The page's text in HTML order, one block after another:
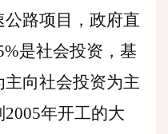
路项目，政府直
是社会投资，基
向社会投资为主
年开工的大